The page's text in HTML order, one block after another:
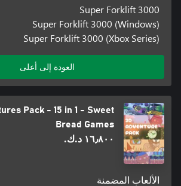
Super Forklift 3000
Super Forklift 3000 (Windows)
Super Forklift 3000 (Xbox Series)
العودة إلى أعلى
Bread Games
١٦٫٨٠٠ د.ك.‏
الألعاب المضمنة